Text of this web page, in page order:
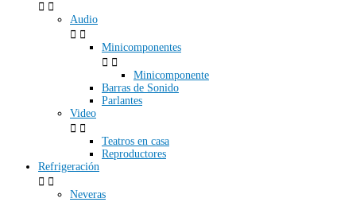
 
Audio
 
Minicomponentes
 
Minicomponente
Barras de Sonido
Parlantes
Video
 
Teatros en casa
Reproductores
Refrigeración
 
Neveras